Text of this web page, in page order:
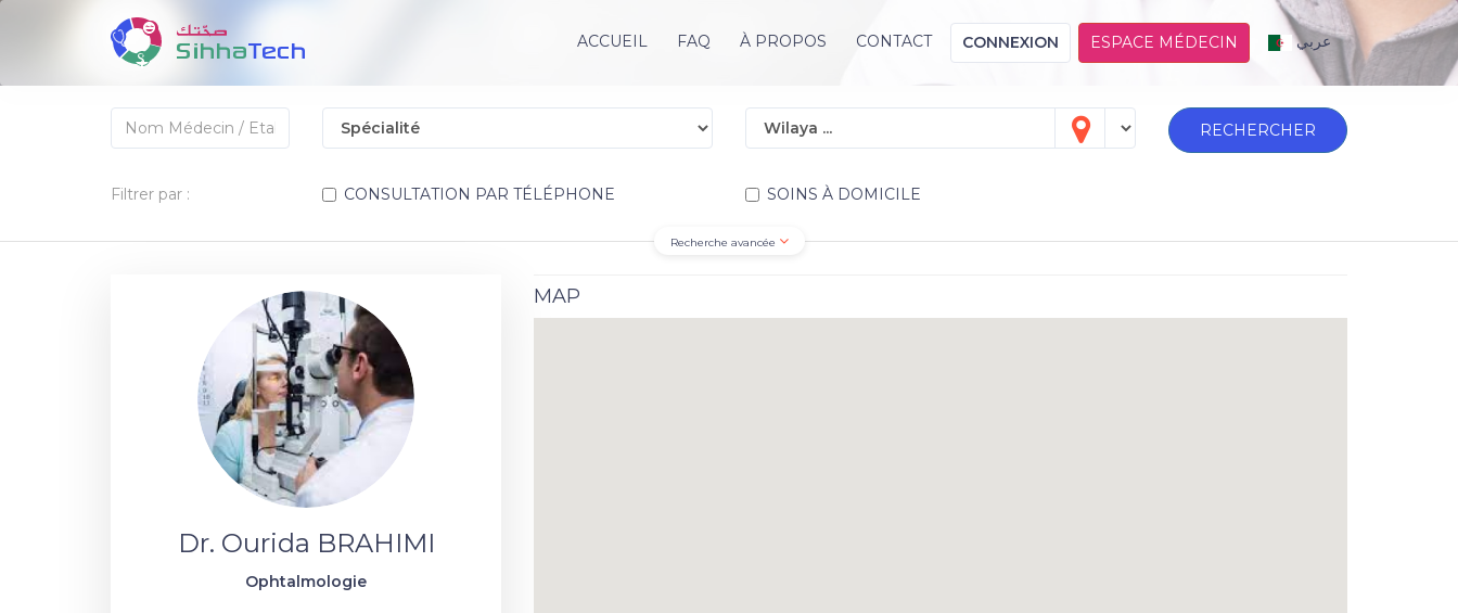
ACCUEIL FAQ À PROPOS CONTACT CONNEXION ESPACE MÉDECIN عربي
RECHERCHER
Filtrer par : CONSULTATION PAR TÉLÉPHONE SOINS À DOMICILE
Recherche avancée
Dr. Ourida BRAHIMI
Ophtalmologie
MAP